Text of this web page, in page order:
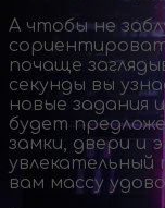
А чтобы не
почаще
секунды вы
новые задания
будет
замки, двери и
увлекательный
вам массу